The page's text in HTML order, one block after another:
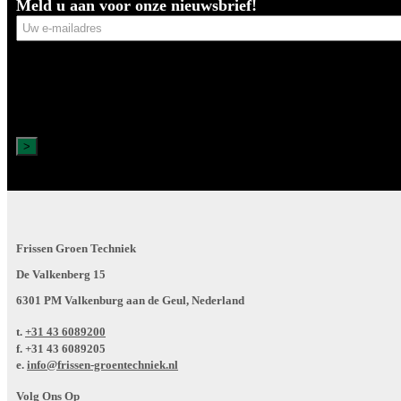
Meld u aan voor onze nieuwsbrief!
Uw
e-
Frissen Groen Techniek
De Valkenberg 15
6301 PM Valkenburg aan de Geul, Nederland
t. +31 43 6089200
f. +31 43 6089205
e. info@frissen-groentechniek.nl
Volg Ons Op